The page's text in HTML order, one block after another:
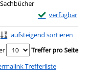
Sachbücher
verfügbar
Exemplar-Details
Zum Download
aufsteigend sortieren
Treffer pro Seite
Trefferliste